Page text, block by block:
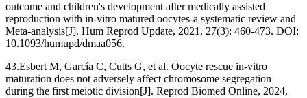
outcome and children's development after medically assisted
reproduction with in-vitro matured oocytes-a systematic review and
Meta-analysis[J]. Hum Reprod Update, 2021, 27(3): 460-473. DOI:
10.1093/humupd/dmaa056.
43.Esbert M, García C, Cutts G, et al. Oocyte rescue in-vitro
maturation does not adversely affect chromosome segregation
during the first meiotic division[J]. Reprod Biomed Online, 2024,